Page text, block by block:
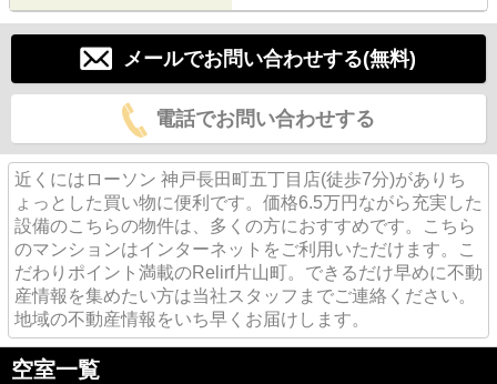
メールでお問い合わせする(無料)
電話でお問い合わせする
近くにはローソン 神戸長田町五丁目店(徒歩7分)がありち
ょっとした買い物に便利です。価格6.5万円ながら充実した
設備のこちらの物件は、多くの方におすすめです。こちら
のマンションはインターネットをご利用いただけます。こ
だわりポイント満載のRelirf片山町。できるだけ早めに不動
産情報を集めたい方は当社スタッフまでご連絡ください。
地域の不動産情報をいち早くお届けします。
空室一覧